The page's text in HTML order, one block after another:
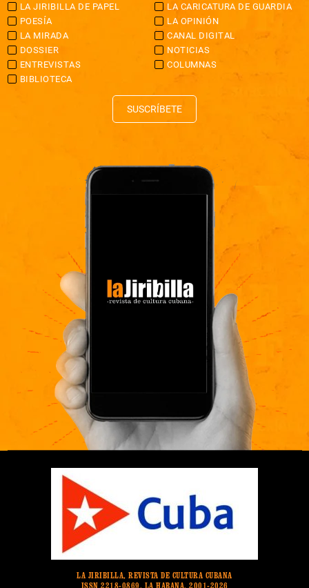
LA JIRIBILLA DE PAPEL
LA CARICATURA DE GUARDIA
POESÍA
LA OPINIÓN
LA MIRADA
CANAL DIGITAL
DOSSIER
NOTICIAS
ENTREVISTAS
COLUMNAS
BIBLIOTECA
SUSCRÍBETE
LA JIRIBILLA, REVISTA DE CULTURA CUBANA
ISSN 2218-0869. LA HABANA. 2001-2026